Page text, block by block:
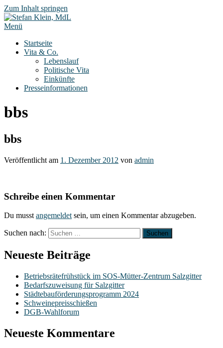
Zum Inhalt springen
Menü
Startseite
Vita & Co.
Lebenslauf
Politische Vita
Einkünfte
Presseinformationen
bbs
bbs
Veröffentlicht am 1. Dezember 2012 von admin
Schreibe einen Kommentar
Du musst angemeldet sein, um einen Kommentar abzugeben.
Suchen nach:
Neueste Beiträge
Betriebsrätefrühstück im SOS-Mütter-Zentrum Salzgitter
Bedarfszuweisung für Salzgitter
Städtebauförderungsprogramm 2024
Schweinepreisschießen
DGB-Wahlforum
Neueste Kommentare